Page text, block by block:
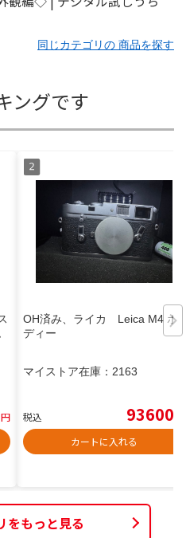
同じカテゴリの 商品を探す
ングです
円
OH済み、ライカ Leica M4 ボ
ディー
マイストア在庫： 2163
税込 93600
カートに入れる
をもっと見る